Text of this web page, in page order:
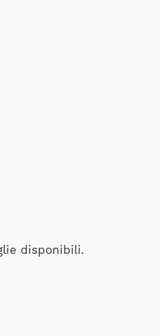
disponibili.